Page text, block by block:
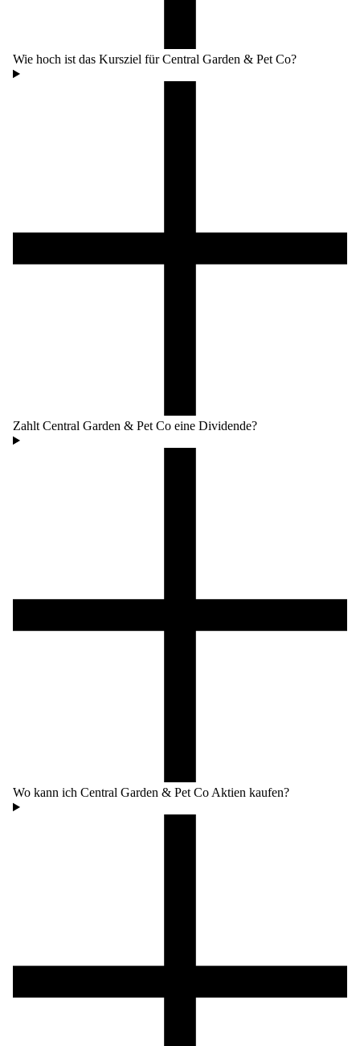
Wie hoch ist das Kursziel für Central Garden & Pet Co?
Zahlt Central Garden & Pet Co eine Dividende?
Wo kann ich Central Garden & Pet Co Aktien kaufen?